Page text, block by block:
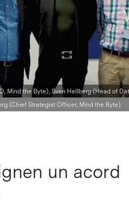
Mind the Byte), Sven Hellberg (Head of
(Chief Strategist Officer, Mind the Byte).
un acord